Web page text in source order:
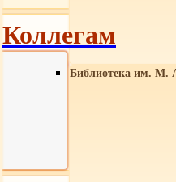
Библиотека им. М.
Коллегам